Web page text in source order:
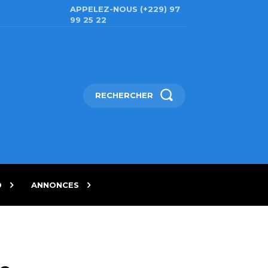
APPELEZ-NOUS (+229) 97
99 25 22
RECHERCHER
ANNONCES